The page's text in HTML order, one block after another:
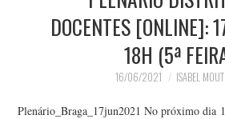
DOCENTES [ONLINE]:
18H (5ª
16/06/2021 ISABEL
Plenário_Braga_17jun2021 No próximo dia